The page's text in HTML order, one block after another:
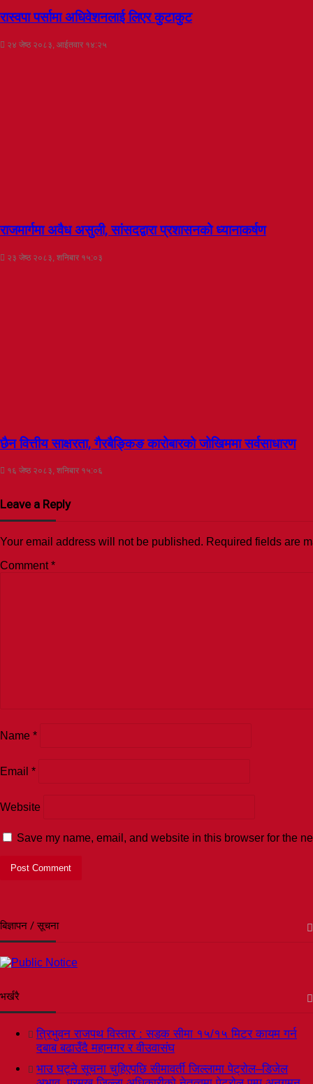
रास्वपा पर्सामा अधिवेशनलाई लिएर कुटाकुट
२४ जेष्ठ २०८३, आईतवार १४:२५
राजमार्गमा अवैध असुली, सांसदद्वारा प्रशासनको ध्यानाकर्षण
२३ जेष्ठ २०८३, शनिबार १५:०३
छैन वित्तीय साक्षरता, गैरबैङ्किङ कारोबारको जोखिममा सर्वसाधारण
१६ जेष्ठ २०८३, शनिबार १५:०६
Leave a Reply
Your email address will not be published. Required fields are
Comment*
Name *
Email *
Website
Save my name, email, and website in this browser for the
बिज्ञापन / सूचना
भर्खरै
त्रिभुवन राजपथ विस्तार : सडक सीमा १५/१५ मिटर कायम गर्न
दबाब बढाउँदै महानगर र वीउवासंघ
भाउ घट्ने सूचना चुहिएपछि सीमावर्ती जिल्लामा पेट्रोल–डिजेल